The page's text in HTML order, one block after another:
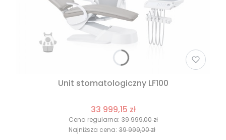
Unit stomatologiczny LF100
33 999,15 zł
Cena regularna: 39 999,00 zł
Najniższa cena: 39 999,00 zł